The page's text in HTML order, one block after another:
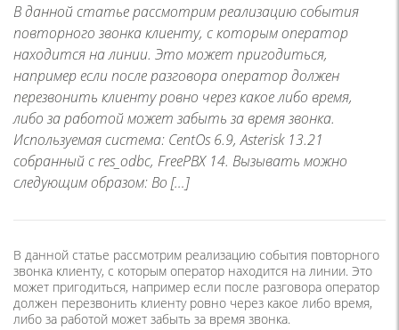
В данной статье рассмотрим реализацию события
повторного звонка клиенту, с которым оператор
находится на линии. Это может пригодиться,
например если после разговора оператор должен
перезвонить клиенту ровно через какое либо время,
либо за работой может забыть за время звонка.
Используемая система: CentOs 6.9, Asterisk 13.21
собранный с res_odbc, FreePBX 14. Вызывать можно
следующим образом: Во […]
В данной статье рассмотрим реализацию события повторного
звонка клиенту, с которым оператор находится на линии. Это
может пригодиться, например если после разговора оператор
должен перезвонить клиенту ровно через какое либо время,
либо за работой может забыть за время звонка.